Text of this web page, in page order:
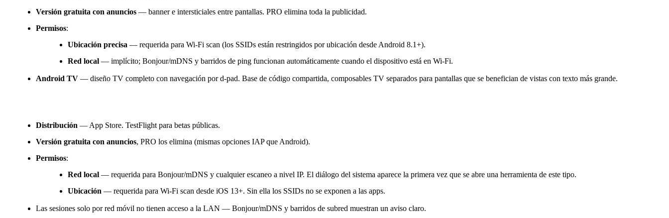
Versión gratuita con anuncios — banner e intersticiales entre pantallas. PRO elimina toda la publicidad.
Permisos:
Ubicación precisa — requerida para Wi-Fi scan (los SSIDs están restringidos por ubicación desde Android 8.1+).
Red local — implícito; Bonjour/mDNS y barridos de ping funcionan automáticamente cuando el dispositivo está en Wi-Fi.
Android TV — diseño TV completo con navegación por d-pad. Base de código compartida, composables TV separados para pantallas que se benefician de vistas con texto más grande.
Distribución — App Store. TestFlight para betas públicas.
Versión gratuita con anuncios, PRO los elimina (mismas opciones IAP que Android).
Permisos:
Red local — requerida para Bonjour/mDNS y cualquier escaneo a nivel IP. El diálogo del sistema aparece la primera vez que se abre una herramienta de este tipo.
Ubicación — requerida para Wi-Fi scan desde iOS 13+. Sin ella los SSIDs no se exponen a las apps.
Las sesiones solo por red móvil no tienen acceso a la LAN — Bonjour/mDNS y barridos de subred muestran un aviso claro.